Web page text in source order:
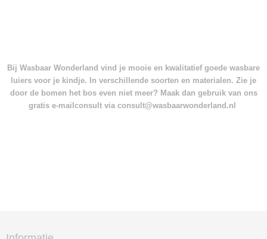
Bij Wasbaar Wonderland vind je mooie en kwalitatief goede wasbare
luiers voor je kindje. In verschillende soorten en materialen. Zie je
door de bomen het bos even niet meer? Maak dan gebruik van ons
gratis e-mailconsult via consult@wasbaarwonderland.nl